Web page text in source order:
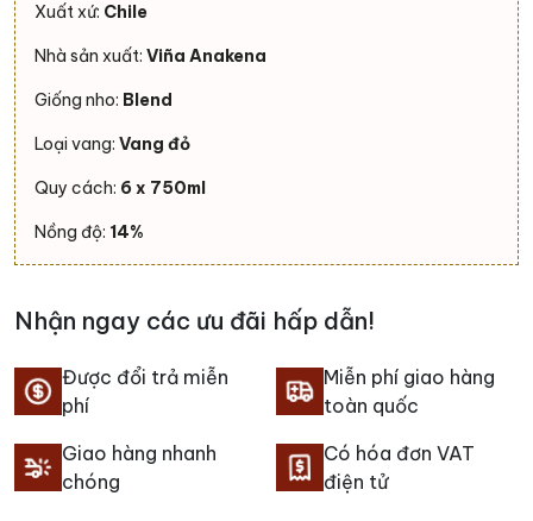
Xuất xứ: Chile
Nhà sản xuất: Viña Anakena
Giống nho: Blend
Loại vang: Vang đỏ
Quy cách: 6 x 750ml
Nồng độ: 14%
Nhận ngay các ưu đãi hấp dẫn!
Được đổi trả miễn
phí
Miễn phí giao hàng
toàn quốc
Giao hàng nhanh
chóng
Có hóa đơn VAT
điện tử